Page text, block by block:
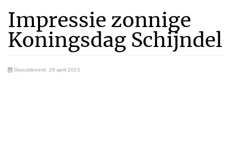
Impressie zonnige
Koningsdag Schijndel
Gepubliceerd: 29 april 2023